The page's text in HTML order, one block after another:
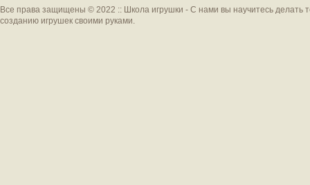
Все права защищены © 2022 :: Школа игрушки - С нами вы научитесь делать
созданию игрушек своими руками.